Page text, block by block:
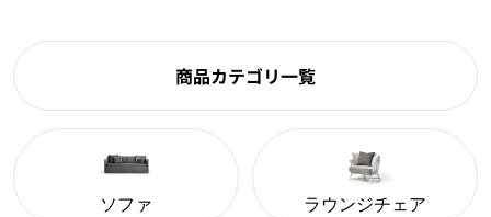
商品カテゴリ一覧
ソファ ラウンジチェア